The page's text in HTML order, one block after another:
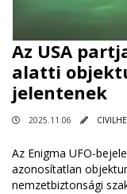
Az USA
alatti
jelentenek
2025.11.06
Az Enigma UFO-
azonosítatlan
nemzetbiztonsági